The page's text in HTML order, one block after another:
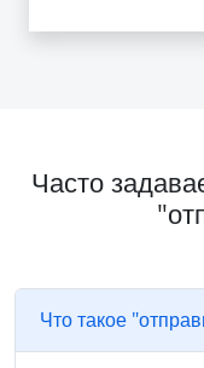
Часто
Что такое